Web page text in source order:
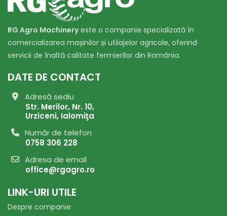
RG Agro Machineryeste o companie specializată în
comercializarea mașinilor și utilajelor agricole, oferind
servicii de înaltă calitate fermierilor din România.
DATE DE CONTACT
Adresă sediu
Str. Merilor, Nr. 10,
Urziceni, Ialomiţa
Număr de telefon
0758 306 228
Adresa de email
office@rgagro.ro
LINK-URI UTILE
Despre companie